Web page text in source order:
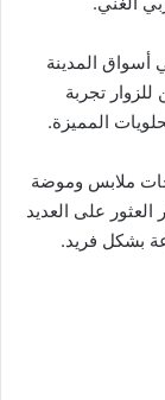
أسواق المدينة
تجربة
المميزة.
ملابس وموضة
على العديد
بشكل فريد.